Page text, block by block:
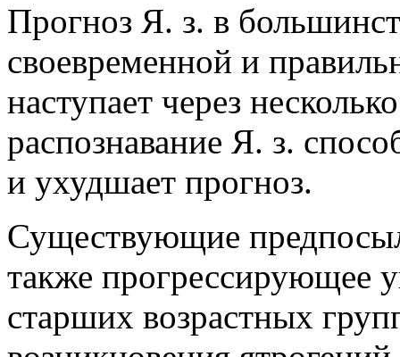
Прогноз Я. з. в
своевременной и
наступает через
распознавание Я. з.
и ухудшает прогноз.
Существующие
также прогрессирующее
старших возрастных